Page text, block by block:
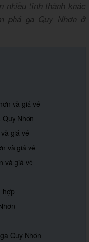
nhiều tỉnh thành khác
phá ga Quy Nhơn ở
và giá vé
Quy Nhơn
giá vé
và giá vé
và giá vé
hợp
Quy Nhơn